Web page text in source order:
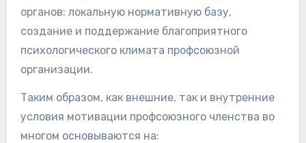
органов: локальную нормативную базу,
создание и поддержание благоприятного
психологического климата профсоюзной
организации.
Таким образом, как внешние, так и внутренние
условия мотивации профсоюзного членства во
многом основываются на: